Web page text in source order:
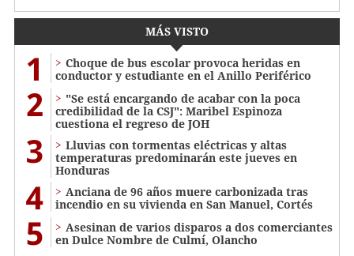
MÁS VISTO
1
Choque de bus escolar provoca heridas en
conductor y estudiante en el Anillo Periférico
2
"Se está encargando de acabar con la poca
credibilidad de la CSJ": Maribel Espinoza
cuestiona el regreso de JOH
3
Lluvias con tormentas eléctricas y altas
temperaturas predominarán este jueves en
Honduras
4
Anciana de 96 años muere carbonizada tras
incendio en su vivienda en San Manuel, Cortés
5
Asesinan de varios disparos a dos comerciantes
en Dulce Nombre de Culmí, Olancho